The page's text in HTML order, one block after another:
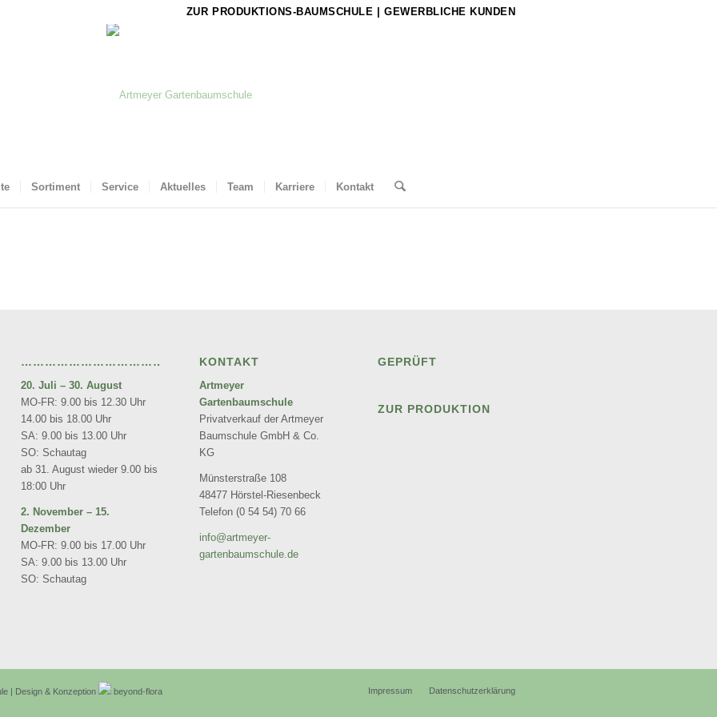
ZUR PRODUKTIONS-BAUMSCHULE | GEWERBLICHE KUNDEN
Sortiment Service Aktuelles Team Karriere Kontakt
…………………………………………………………
20. Juli– 30. August
MO-FR: 9.00 bis 12.30 Uhr
14.00 bis 18.00 Uhr
SA: 9.00 bis 13.00 Uhr
SO: Schautag
ab 31. August wieder 9.00 bis
18:00 Uhr
2. November – 15.
Dezember
MO-FR: 9.00 bis 17.00 Uhr
SA: 9.00 bis 13.00 Uhr
SO: Schautag
KONTAKT
Artmeyer
Gartenbaumschule
Privatverkauf der Artmeyer
Baumschule GmbH & Co.
KG
Münsterstraße 108
48477 Hörstel-Riesenbeck
Telefon (0 54 54) 70 66
info@artmeyer-
gartenbaumschule.de
GEPRÜFT
ZUR PRODUKTION
| Design & Konzeption beyond-flora Impressum Datenschutzerklärung